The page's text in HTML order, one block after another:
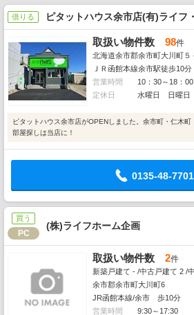
借りる ピタットハウス余市店(有)ライフ
取扱い物件数 98件
北海道余市郡余市町大川町５
ＪＲ函館本線余市駅徒歩10分
営業時間
10：30～18：00
定休日
水曜日 日曜日
ピタットハウス余市店がOPENしました。余市町・仁木
部屋探しは当店に！
0135-48-7701
買う
PC
(株)ライフホーム企画
取扱い物件数 2件
新築戸建て - /中古戸建て 2 /
余市郡余市町大川町6
JR函館本線/余市 歩10分
営業時間
9:30～17:30